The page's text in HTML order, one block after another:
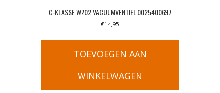
C-KLASSE W202 VACUUMVENTIEL 0025400697
€14,95
TOEVOEGEN AAN
WINKELWAGEN